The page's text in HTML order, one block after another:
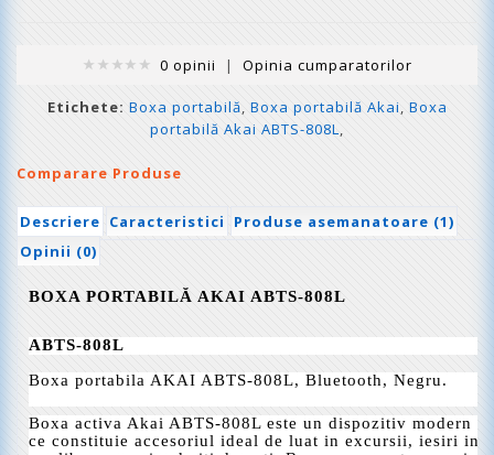
0 opinii | Opinia cumparatorilor
Etichete: Boxa portabilă, Boxa portabilă Akai, Boxa
portabilă Akai ABTS-808L,
Comparare Produse
Descriere Caracteristici
Produse asemanatoare (1)
Opinii (0)
BOXA PORTABILĂ AKAI ABTS-808L
ABTS-808L
Boxa portabila AKAI ABTS-808L, Bluetooth, Negru.
Boxa activa Akai ABTS-808L este un dispozitiv modern
ce constituie accesoriul ideal de luat in excursii, iesiri in